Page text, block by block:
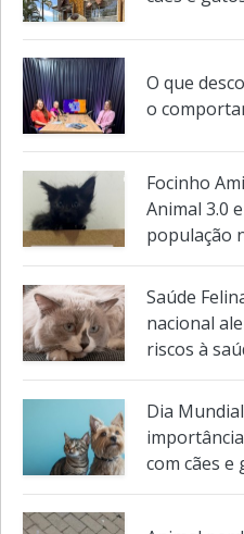
Novo
cães e
O que
o
Focinho
Animal 3.0
Saúde
nacional
Dia